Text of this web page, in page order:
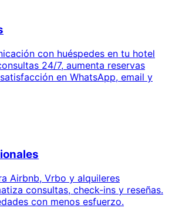
con huéspedes en tu hotel
24/7, aumenta reservas
en WhatsApp, email y
Airbnb, Vrbo y alquileres
consultas, check-ins y reseñas.
con menos esfuerzo.